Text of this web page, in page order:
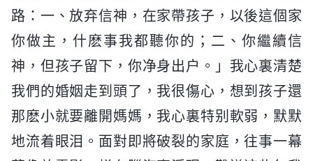
路：一、放弃信神，在家帶孩子，以後這個家
你做主，什麽事我都聽你的；二、你繼續信
神，但孩子留下，你净身出户。」我心裏清楚
我們的婚姻走到頭了，我很傷心，想到孩子還
那麽小就要離開媽媽，我心裏特别軟弱，默默
地流着眼泪。面對即將破裂的家庭，往事一幕